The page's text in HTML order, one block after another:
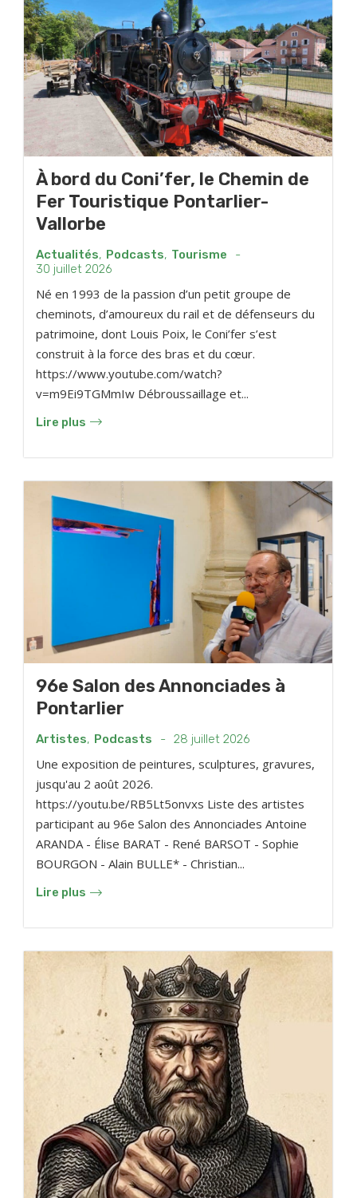
À bord du Coni’fer, le Chemin de
Fer Touristique Pontarlier-
Vallorbe
Actualités, Podcasts, Tourisme
-
30 juillet 2026
Né en 1993 de la passion d’un petit groupe de
cheminots, d’amoureux du rail et de défenseurs du
patrimoine, dont Louis Poix, le Coni’fer s’est
construit à la force des bras et du cœur.
https://www.youtube.com/watch?
v=m9Ei9TGMmIw Débroussaillage et...
Lire plus
96e Salon des Annonciades à
Pontarlier
Artistes, Podcasts - 28 juillet 2026
Une exposition de peintures, sculptures, gravures,
jusqu'au 2 août 2026.
https://youtu.be/RB5Lt5onvxs Liste des artistes
participant au 96e Salon des Annonciades Antoine
ARANDA - Élise BARAT - René BARSOT - Sophie
BOURGON - Alain BULLE* - Christian...
Lire plus